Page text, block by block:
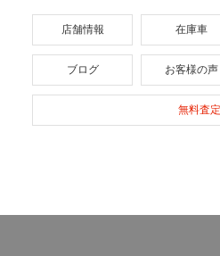
店舗情報 在庫車
ブログ お客様の声
無料査定